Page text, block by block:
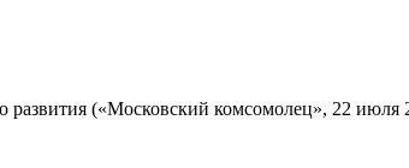
(«Московский комсомолец», 22 июля